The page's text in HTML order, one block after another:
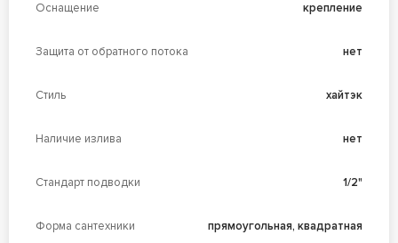
Оснащение крепление
Защита от обратного потока нет
Стиль хайтэк
Наличие излива нет
Стандарт подводки 1/2"
Форма сантехники прямоугольная, квадратная